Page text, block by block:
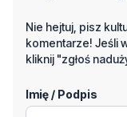
Napisz
komentarze! Jeśli